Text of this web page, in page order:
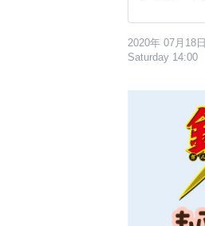
2020年 07月18日
Saturday 14:00